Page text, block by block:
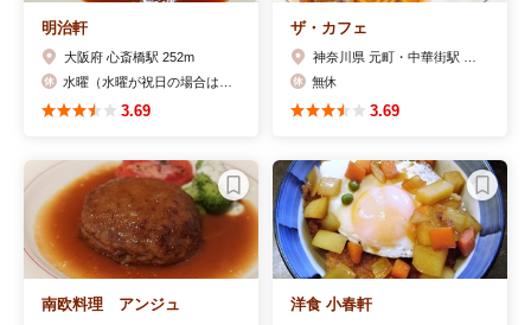
明治軒
大阪府 心斎橋駅 252m
3.69
ザ・カフェ
無休
3.69
南欧料理 アンジュ 洋食 小春軒